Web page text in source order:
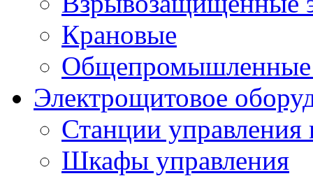
Крановые
Общепромышленные
Электрощитовое
Станции управления
Шкафы управления